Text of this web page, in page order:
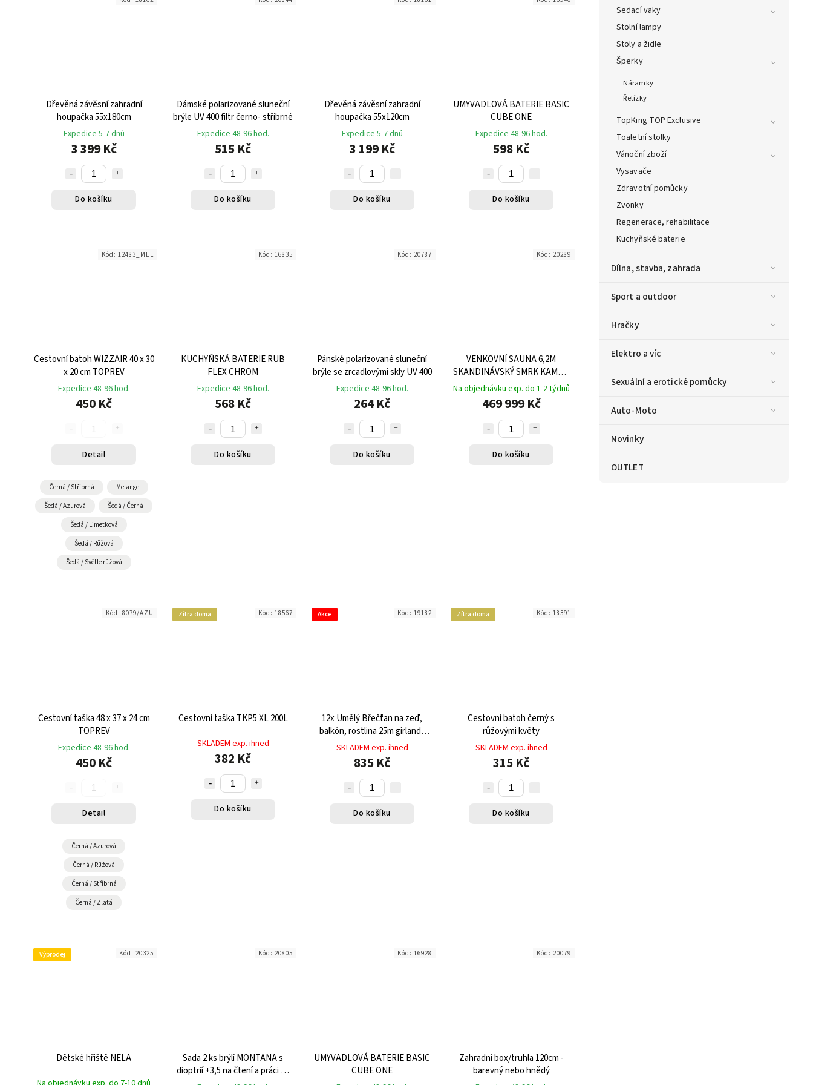
Sedací vaky
Stolní lampy
Stoly a židle
Šperky
Náramky
Řetízky
TopKing TOP Exclusive
Toaletní stolky
Vánoční zboží
Vysavače
Zdravotní pomůcky
Zvonky
Regenerace, rehabilitace
Kuchyňské baterie
Dílna, stavba, zahrada
Sport a outdoor
Hračky
Elektro a víc
Sexuální a erotické pomůcky
Auto-Moto
Novinky
OUTLET
Dřevěná závěsní zahradní
houpačka 55x180cm
Expedice 5-7 dnů
3 399 Kč
Do košíku
Dámské polarizované sluneční
brýle UV 400 filtr černo- stříbrné
Expedice 48-96 hod.
515 Kč
Do košíku
Dřevěná závěsní zahradní
houpačka 55x120cm
Expedice 5-7 dnů
3 199 Kč
Do košíku
UMYVADLOVÁ BATERIE BASIC
CUBE ONE
Expedice 48-96 hod.
598 Kč
Do košíku
Cestovní batoh WIZZAIR 40 x 30
x 20 cm TOPREV
Expedice 48-96 hod.
450 Kč
Detail
Černá / Stříbrná Melange
Šedá / Azurová Šedá / Černá
Šedá / Limetková
Šedá / Růžová
Šedá / Světle růžová
Kód: 12483_MEL
KUCHYŇSKÁ BATERIE RUB
FLEX CHROM
Expedice 48-96 hod.
568 Kč
Do košíku
Kód: 16835
Pánské polarizované sluneční
brýle se zrcadlovými skly UV 400
Expedice 48-96 hod.
264 Kč
Do košíku
Kód: 20787
VENKOVNÍ SAUNA 6,2M
SKANDINÁVSKÝ SMRK KAMNA
HARVIA 9KW + KÁĎ ZDARMA
Na objednávku exp. do 1-2 týdnů
469 999 Kč
Do košíku
Kód: 20289
Cestovní taška 48 x 37 x 24 cm
TOPREV
Expedice 48-96 hod.
450 Kč
Detail
Černá / Azurová
Černá / Růžová
Černá / Stříbrná
Černá / Zlatá
Kód: 8079/AZU Zítra doma
Cestovní taška TKP5 XL 200L
SKLADEM exp. ihned
382 Kč
Do košíku
Kód: 18567 Akce
12x Umělý Břečťan na zeď,
balkón, rostlina 25m girlanda
květina
SKLADEM exp. ihned
835 Kč
Do košíku
Kód: 19182 Zítra doma
Cestovní batoh černý s
růžovými květy
SKLADEM exp. ihned
315 Kč
Do košíku
Kód: 18391
Výprodej
Dětské hřiště NELA
Kód: 20325
Sada 2 ks brýlí MONTANA s
dioptrií +3,5 na čtení a práci na
Kód: 20805
UMYVADLOVÁ BATERIE BASIC
CUBE ONE
Kód: 16928
Zahradní box/truhla 120cm -
barevný nebo hnědý
Kód: 20079